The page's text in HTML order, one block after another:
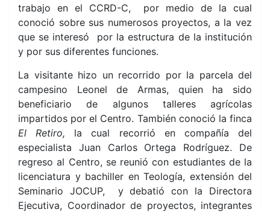
trabajo en el CCRD-C, por medio de la cual
conoció sobre sus numerosos proyectos, a la vez
que se interesó por la estructura de la institución
y por sus diferentes funciones.
La visitante hizo un recorrido por la parcela del
campesino Leonel de Armas, quien ha sido
beneficiario de algunos talleres agrícolas
impartidos por el Centro. También conoció la finca
El Retiro, lacual recorrió en compañía del
especialista Juan Carlos Ortega Rodríguez. De
regreso al Centro, se reunió con estudiantes de la
licenciatura y bachiller en Teología, extensión del
Seminario JOCUP, y debatió con la Directora
Ejecutiva, Coordinador de proyectos, integrantes